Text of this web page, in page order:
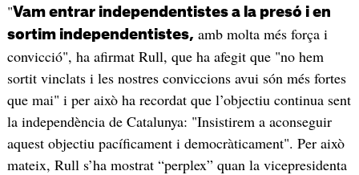
"Vam entrar independentistes a la presó i en
sortim independentistes, amb molta més força i
convicció", ha afirmat Rull, que ha afegit que "no hem
sortit vinclats i les nostres conviccions avui són més fortes
que mai" i per això ha recordat que l’objectiu continua sent
la independència de Catalunya: "Insistirem a aconseguir
aquest objectiu pacíficament i democràticament". Per això
mateix, Rull s’ha mostrat “perplex” quan la vicepresidenta